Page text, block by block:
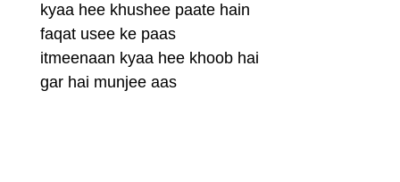
kyaa hee khushee paate hain
faqat usee ke paas
itmeenaan kyaa hee khoob hai
gar hai munjee aas